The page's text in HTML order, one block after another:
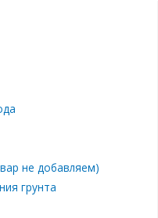
не добавляем)
грунта